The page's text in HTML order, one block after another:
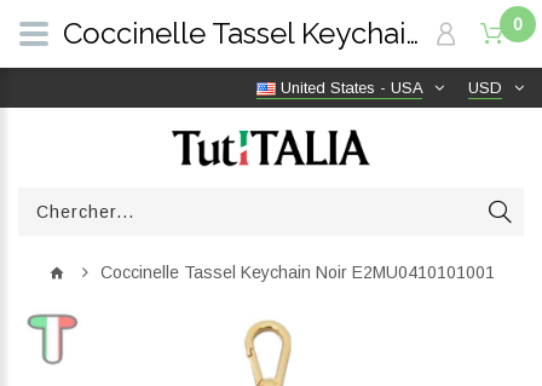
USD
United States - USA
0
Coccinelle Tassel Keychain Noir E2MU0410101001
Coccinelle Tassel Keychain Noir E2MU0410101001 | TutITALIA